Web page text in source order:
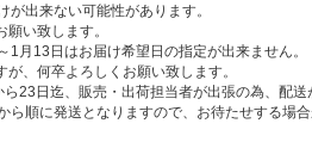
が出来ない可能性があります。
い致します。
月13日はお届け希望日の指定が出来ません。
、何卒よろしくお願い致します。
23日迄、販売・出荷担当者が出張の為、配送
ら順に発送となりますので、お待たせする場